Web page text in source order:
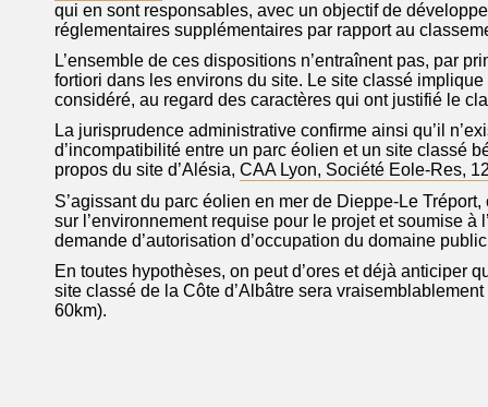
qui en sont responsables, avec un objectif de
réglementaires supplémentaires par rapport au
L’ensemble de ces dispositions n’entraînent pas, par
fortiori dans les environs du site. Le site classé
considéré, au regard des caractères qui ont justifié le
La jurisprudence administrative confirme ainsi qu’il
d’incompatibilité entre un parc éolien et un site classé
propos du site d’Alésia, CAA Lyon, Société Eole-Res,
S’agissant du parc éolien en mer de Dieppe-Le
sur l’environnement requise pour le projet et soumise
demande d’autorisation d’occupation du domaine
En toutes hypothèses, on peut d’ores et déjà anticiper
site classé de la Côte d’Albâtre sera
60km).